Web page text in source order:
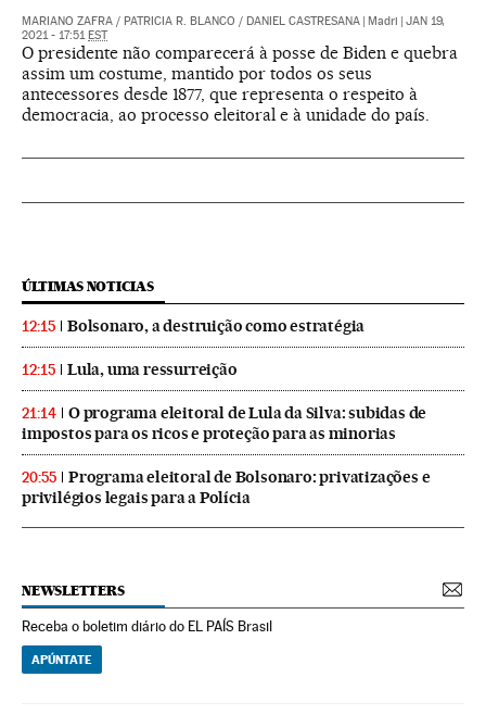
MARIANO ZAFRA / PATRICIA R. BLANCO / DANIEL CASTRESANA Madri
JAN 19,
2021 - 17:51 EST
O presidente não comparecerá à posse de Biden e quebra
assim um costume, mantido por todos os seus
antecessores desde 1877, que representa o respeito à
democracia, ao processo eleitoral e à unidade do país.
ÚLTIMAS NOTICIAS
12:15 Bolsonaro, a destruição como estratégia
12:15 Lula, uma ressurreição
21:14
O programa eleitoral de Lula da Silva: subidas de
impostos para os ricos e proteção para as minorias
20:55
Programa eleitoral de Bolsonaro: privatizações e
privilégios legais para a Polícia
NEWSLETTERS
Receba o boletim diário do EL PAÍS Brasil
APÚNTATE